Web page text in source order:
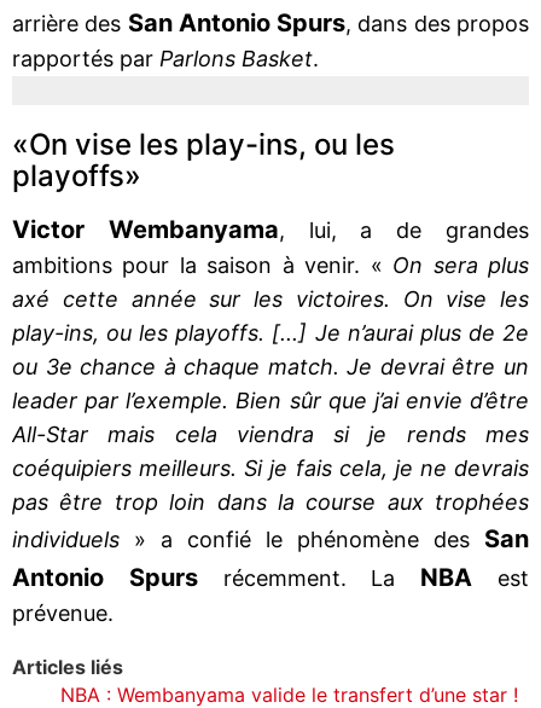
arrière des San Antonio Spurs, dans des propos
rapportés par Parlons Basket.
«On vise les play-ins, ou les
playoffs»
Victor Wembanyama, lui, a de grandes
ambitions pour la saison à venir. « On sera plus
axé cette année sur les victoires. On vise les
play-ins, ou les playoffs. [...] Je n’aurai plus de 2e
ou 3e chance à chaque match. Je devrai être un
leader par l’exemple. Bien sûr que j’ai envie d’être
All-Star mais cela viendra si je rends mes
coéquipiers meilleurs. Si je fais cela, je ne devrais
pas être trop loin dans la course aux trophées
individuels » a confié le phénomène des San
Antonio Spurs
récemment. La NBA
est
prévenue.
Articles liés
NBA : Wembanyama valide le transfert d’une star !